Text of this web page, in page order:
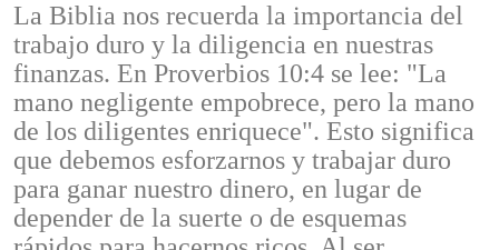
La Biblia nos recuerda la importancia del
trabajo duro y la diligencia en nuestras
finanzas. En Proverbios 10:4 se lee: "La
mano negligente empobrece, pero la mano
de los diligentes enriquece". Esto significa
que debemos esforzarnos y trabajar duro
para ganar nuestro dinero, en lugar de
depender de la suerte o de esquemas